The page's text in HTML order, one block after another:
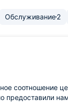
Обслуживание2
соотношение
предоставили